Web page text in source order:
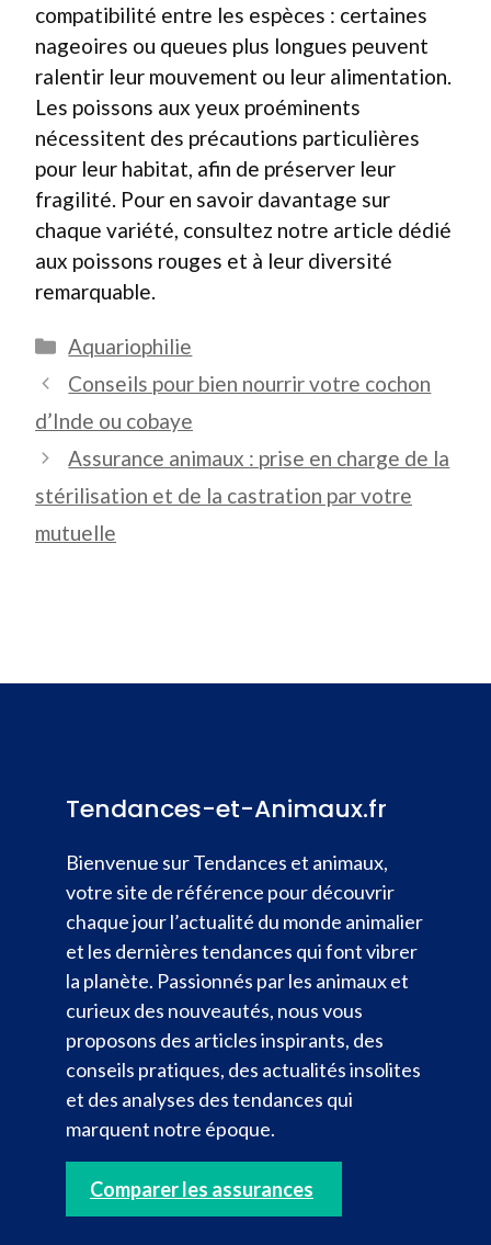
compatibilité entre les espèces : certaines
nageoires ou queues plus longues peuvent
ralentir leur mouvement ou leur alimentation.
Les poissons aux yeux proéminents
nécessitent des précautions particulières
pour leur habitat, afin de préserver leur
fragilité. Pour en savoir davantage sur
chaque variété, consultez notre article dédié
aux poissons rouges et à leur diversité
remarquable.
Catégories
Aquariophilie
Conseils pour bien nourrir votre cochon
d’Inde ou cobaye
Assurance animaux : prise en charge de la
stérilisation et de la castration par votre
mutuelle
Tendances-et-Animaux.fr
Bienvenue sur Tendances et animaux,
votre site de référence pour découvrir
chaque jour l’actualité du monde animalier
et les dernières tendances qui font vibrer
la planète. Passionnés par les animaux et
curieux des nouveautés, nous vous
proposons des articles inspirants, des
conseils pratiques, des actualités insolites
et des analyses des tendances qui
marquent notre époque.
Comparer les assurances